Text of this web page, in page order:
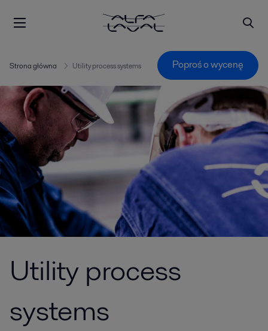
Strona główna Utility process systems Poproś o wycenę
Utility process
systems